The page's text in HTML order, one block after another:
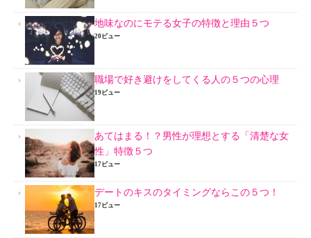
地味なのにモテる女子の特徴と理由５つ
20ビュー
職場で好き避けをしてくる人の５つの心理
19ビュー
あてはまる！？男性が理想とする「清楚な女
性」特徴５つ
17ビュー
デートのキスのタイミングならこの５つ！
17ビュー